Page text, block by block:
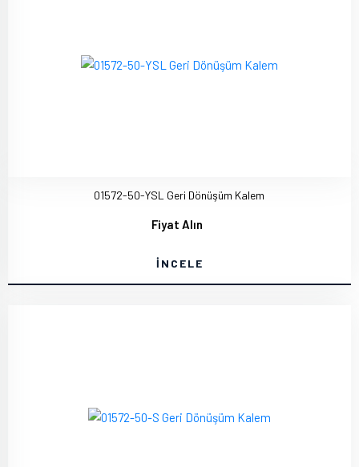
01572-50-YSL Geri Dönüşüm Kalem
Fiyat Alın
İNCELE